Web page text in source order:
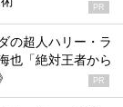
PR
の超人ハリー・ラ
也「絶対王者から
PR